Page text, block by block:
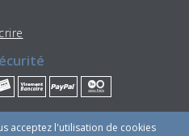
acceptez l'utilisation de cookies